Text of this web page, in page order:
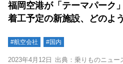
福岡空港が「テーマパーク
着工予定の新施設、どのよ
#航空会社 #国内
2023年4月12日 出典：乗りものニュー